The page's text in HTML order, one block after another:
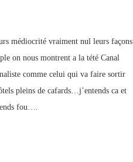
médiocrité vraiment nul leurs façons
on nous montrent a la tété Canal
comme celui qui va faire sortir
pleins de cafards…j’entends ca et
fou….